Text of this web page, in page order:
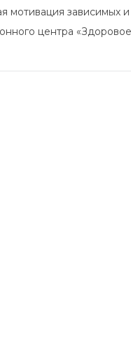
зависимых и
«Здоровое